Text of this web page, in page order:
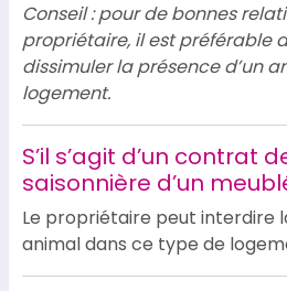
Conseil : pour de bonnes
propriétaire, il est préférable
dissimuler la présence d’un
logement.
S’il s’agit d’un contrat
saisonnière d’un
Le propriétaire peut interdire
animal dans ce type de